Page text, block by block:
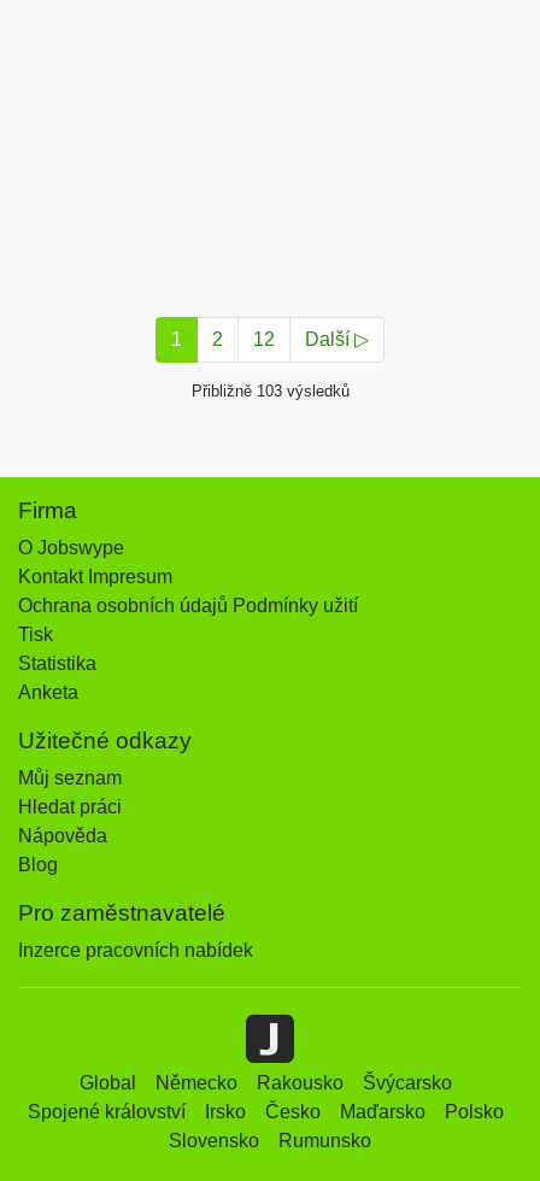
1 2 12 Další ▷
Přibližně 103 výsledků
Firma
O Jobswype
Kontakt Impresum
Ochrana osobních údajů Podmínky užití
Tisk
Statistika
Anketa
Užitečné odkazy
Můj seznam
Hledat práci
Nápověda
Blog
Pro zaměstnavatelé
Inzerce pracovních nabídek
Global Německo Rakousko
Švýcarsko
Spojené království
Irsko Česko Maďarsko
Polsko
Slovensko
Rumunsko